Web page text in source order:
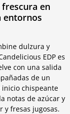
frescura en
entornos
dulzura y
EDP es
con una salida
de un
inicio chispeante
notas de azúcar y
y fresas jugosas.